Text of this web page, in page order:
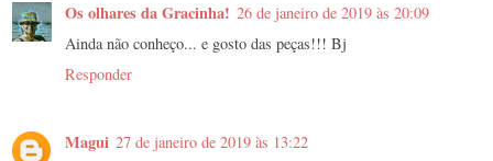
Os olhares da Gracinha! 26 de janeiro de 2019 às 20:09
Ainda não conheço... e gosto das peças!!! Bj
Responder
Magui 27 de janeiro de 2019 às 13:22